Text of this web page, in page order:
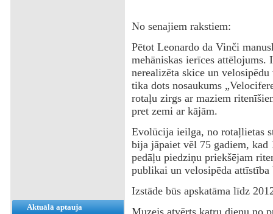
Aktuālā aptauja
No senajiem rakstiem:
Pētot Leonardo da Vinči
mehāniskas ierīces
nerealizēta skice un
tika dots nosaukums
rotaļu zirgs ar maziem
pret zemi ar kājām.
Evolūcija ieilga, no rotaļlietas
bija jāpaiet vēl 75 gadiem, kad
pedāļu piedziņu priekšējam
publikai un velosipēda attīstība
Izstāde būs apskatāma līdz